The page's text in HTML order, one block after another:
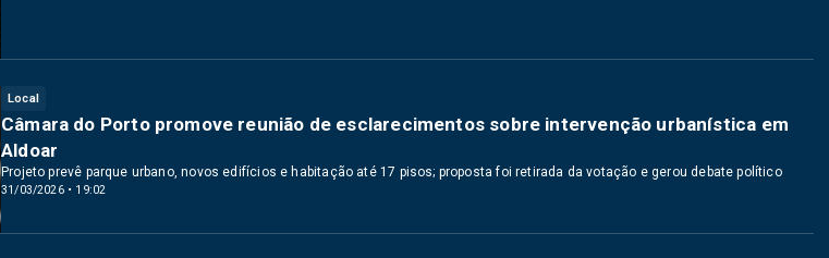
Local
31/03/2026 • 19:02
Câmara do Porto promove reunião de esclarecimentos sobre intervenção urbanística em
Aldoar
Projeto prevê parque urbano, novos edifícios e habitação até 17 pisos; proposta foi retirada da votação e gerou debate político